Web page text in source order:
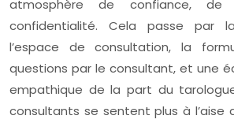
atmosphère de confiance,
confidentialité. Cela passe par
l’espace de consultation, la
questions par le consultant, et une
empathique de la part du
consultants se sentent plus à l’aise